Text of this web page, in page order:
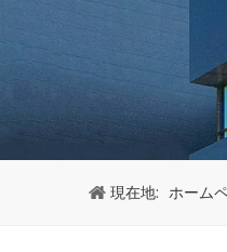
現在地: ホーム